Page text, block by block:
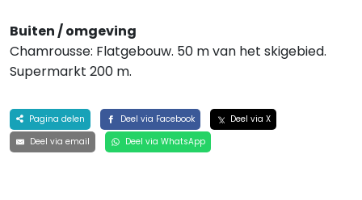
Buiten / omgeving
Chamrousse: Flatgebouw. 50 m van het skigebied.
Supermarkt 200 m.
Pagina delen Deel via Facebook
Deel via X
Deel via email
Deel via WhatsApp